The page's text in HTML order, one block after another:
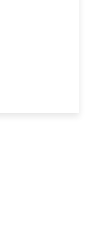
）イ
説明い